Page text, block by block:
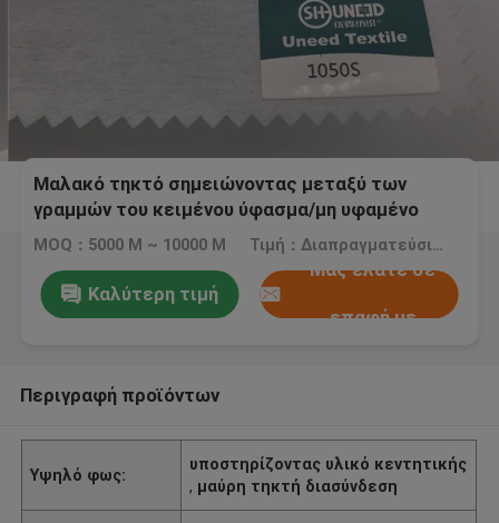
Μαλακό τηκτό σημειώνοντας μεταξύ των
γραμμών του κειμένου ύφασμα/μη υφαμένο
σημειώνοντας μεταξύ των γραμμών του
κειμένου Viscose πολυεστέρα αποκομμένα
MOQ：5000 Μ ~ 10000 Μ Τιμή：Διαπραγματεύσιμος
Καλύτερη τιμή
Μας ελάτε σε
επαφή με
Περιγραφή προϊόντων
Υψηλό φως:
υποστηρίζοντας υλικό κεντητικής
, μαύρη τηκτή διασύνδεση